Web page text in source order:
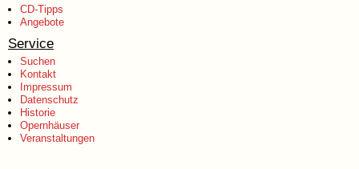
CD-Tipps
Angebote
Service
Suchen
Kontakt
Impressum
Datenschutz
Historie
Opernhäuser
Veranstaltungen